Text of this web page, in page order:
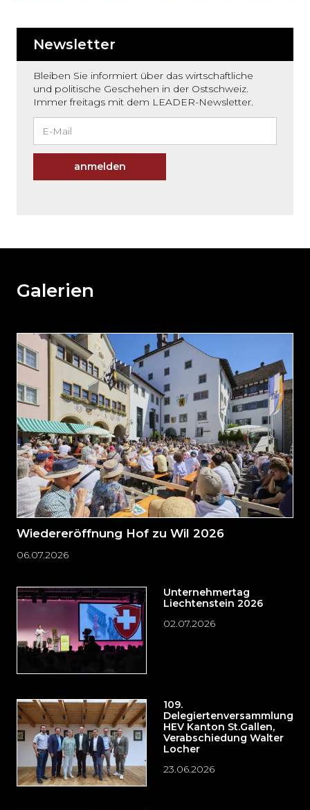
Newsletter
Bleiben Sie informiert über das wirtschaftliche
und politische Geschehen in der Ostschweiz.
Immer freitags mit dem LEADER-Newsletter.
anmelden
weiteren
Inhalt
und
direkt
zum
Seitenende
springen?
Galerien
Wiedereröffnung Hof zu Wil 2026
06.07.2026
Unternehmertag
Liechtenstein 2026
02.07.2026
109.
Delegiertenversammlung
HEV Kanton St.Gallen,
Verabschiedung Walter
Locher
23.06.2026